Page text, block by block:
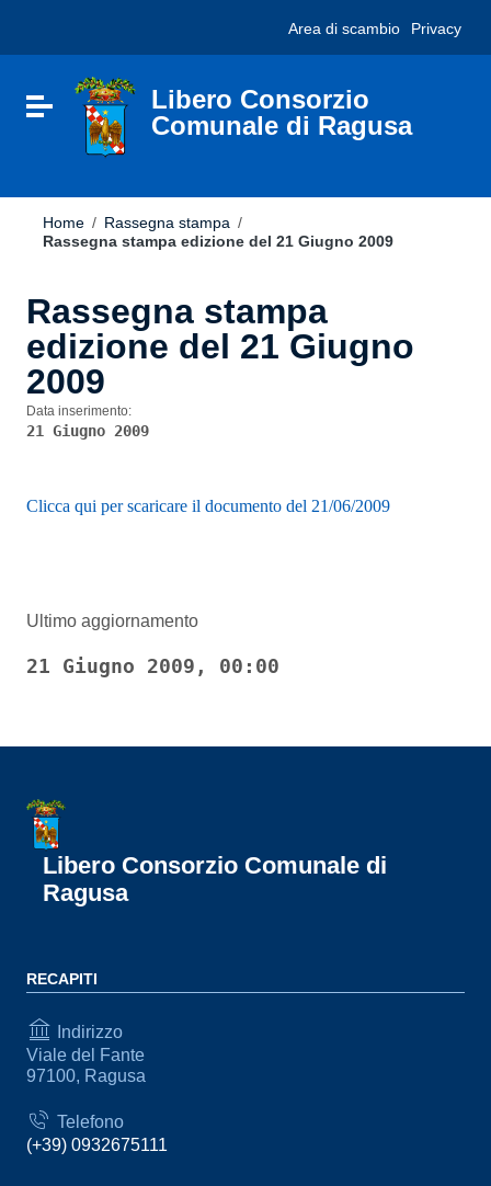
sito
include
Vai al footer
Area di scambio Privacy
Attiva / disattiva la navigazione
Libero Consorzio
Comunale di Ragusa
Home / Rassegna stampa /
Rassegna stampa edizione del 21 Giugno 2009
Rassegna stampa
edizione del 21 Giugno
2009
Data inserimento:
21 Giugno 2009
Clicca qui per scaricare il documento del 21/06/2009
Ultimo aggiornamento
21 Giugno 2009, 00:00
Libero Consorzio Comunale di
Ragusa
RECAPITI
Indirizzo
Viale del Fante
97100, Ragusa
Telefono
(+39) 0932675111